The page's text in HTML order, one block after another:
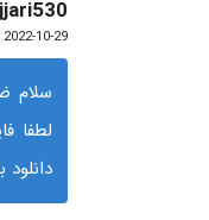
گفته:
2022-10-29 در 7:15 ب.ظ
سلام
لطفا
دانلود